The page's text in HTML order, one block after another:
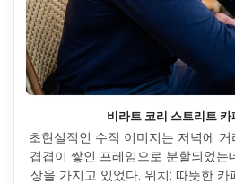
비라트 코리 스트리트 카
초현실적인 수직 이미지는 저녁에
겹겹이 쌓인 프레임으로 분할되었는
상을 가지고 있었다. 위치: 따뜻한